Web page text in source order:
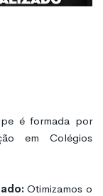
é formada por
em Colégios
Otimizamos o